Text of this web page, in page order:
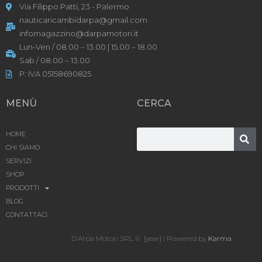
Via Filippo Patti, 23 - Palermo
nauticaricambidarpa@gmail.com
infomagazzino@darpamotori.it
Lun-Ven / 08.00 – 13.00 | 15.00 – 18.00
Sab / 08.00 – 13.00
P: IVA 05158690825
MENÙ
HOME
CHI SIAMO
SERVIZI
SHOP
PRODOTTI
BLOG
CONTATTACI
CERCA
D’Arpa Motori SRL © [year] | Powered by Karma